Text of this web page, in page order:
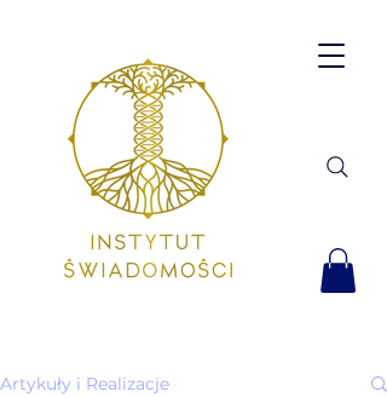
Artykuły i Realizacje